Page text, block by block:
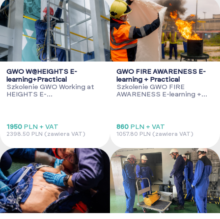
GWO W@HEIGHTS E-
learning+Practical
Szkolenie GWO Working at
HEIGHTS E-
1950 PLN + VAT
2398.50 PLN (zawiera VAT)
GWO FIRE AWARENESS E-
learning + Practical
Szkolenie GWO FIRE
AWARENESS E-learning +
860 PLN + VAT
1057.80 PLN (zawiera VAT)